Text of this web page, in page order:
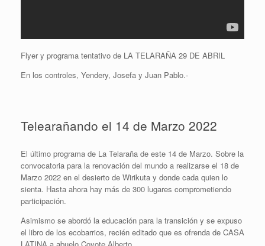
Flyer y programa tentativo de LA TELARAÑA 29 DE ABRIL
En los controles, Yendery, Josefa y Juan Pablo.-
Telearañando el 14 de Marzo 2022
El último programa de La Telaraña de este 14 de Marzo. Sobre la
convocatoria para la renovación del mundo a realizarse el 18 de
Marzo 2022 en el desierto de Wirikuta y donde cada quien lo
sienta. Hasta ahora hay más de 300 lugares comprometiendo
participación.
Asimismo se abordó la educación para la transición y se expuso
el libro de los ecobarrios, recién editado que es ofrenda de CASA